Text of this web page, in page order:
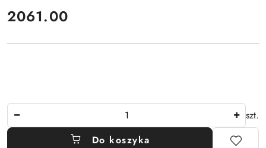
cena:
2061.00
szt.
Do koszyka